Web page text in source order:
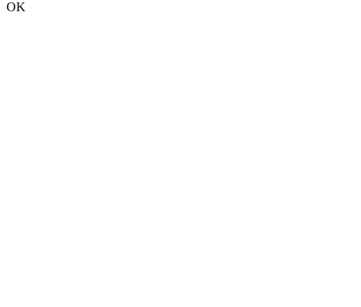
OK